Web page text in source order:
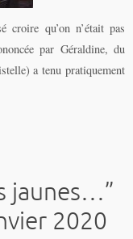
croire qu’on n’était pas
par Géraldine, du
a tenu pratiquement
jaunes…”
2020